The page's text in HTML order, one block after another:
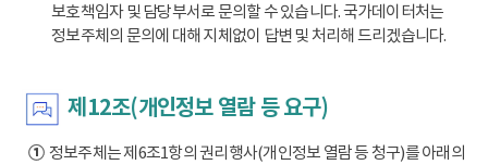
보호책임자 및 담당부서로 문의할 수 있습니다. 국가데이터처는
정보주체의 문의에 대해 지체없이 답변 및 처리해 드리겠습니다.
제12조(개인정보 열람 등 요구)
①정보주체는 제6조1항의 권리행사(개인정보 열람 등 청구)를 아래의